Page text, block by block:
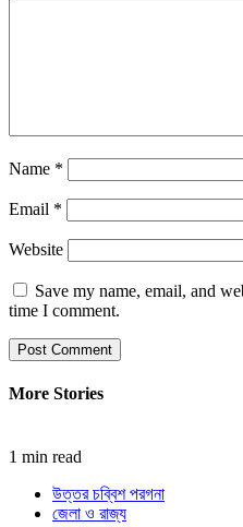
Name *
Email *
Website
Save my name, email, and
time I comment.
More Stories
1 min read
উত্তর চব্বিশ পরগনা
জেলা ও রাজ্য